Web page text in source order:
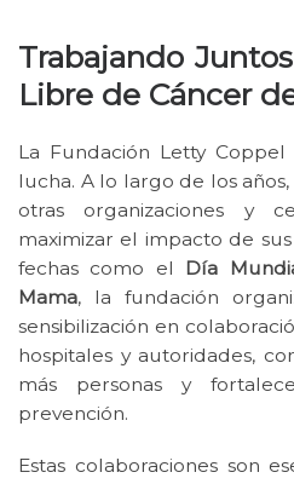
Trabajando
Libre de Cáncer
La Fundación Letty
lucha. A lo largo de los
otras organizaciones y
maximizar el impacto de
fechas como el Día
Mama, la fundación
sensibilización en
hospitales y autoridades,
más personas y
prevención.
Estas colaboraciones son